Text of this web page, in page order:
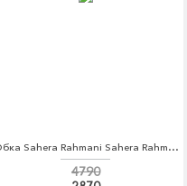
Юбка Sahera Rahmani Sahera Rahmani MP002XW1ATOV
4790